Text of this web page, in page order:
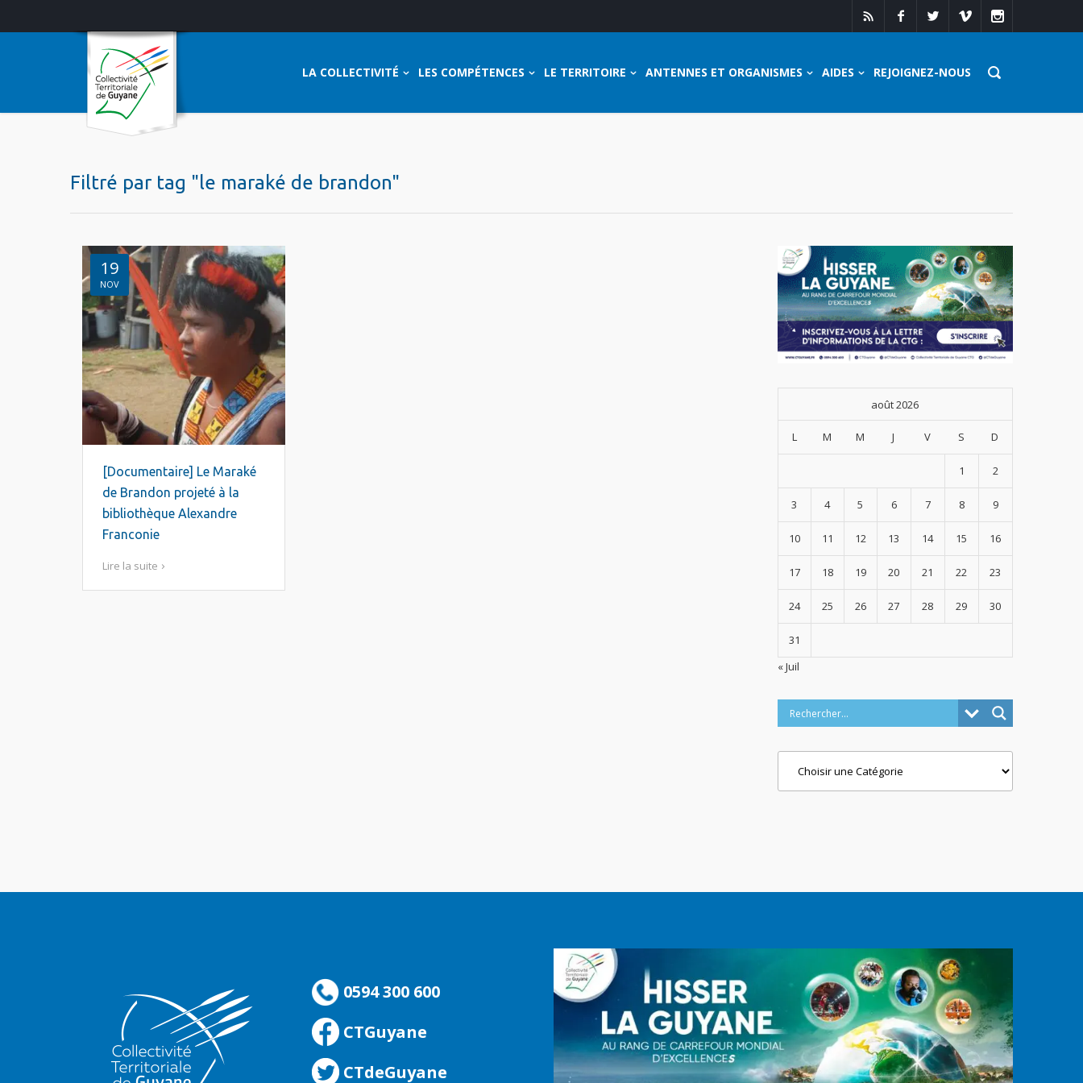
LA COLLECTIVITÉ LES COMPÉTENCES LE TERRITOIRE ANTENNES ET ORGANISMES AIDES REJOIGNEZ-NOUS
Filtré par tag "le maraké de brandon"
19
NOV
[Documentaire] Le Maraké
de Brandon projeté à la
bibliothèque Alexandre
Franconie
Lire la suite
août 2026
L M M J V S D
1 2
3 4 5 6 7 8 9
10 11 12 13 14 15 16
17 18 19 20 21 22 23
24 25 26 27 28 29 30
31
« Juil
0594 300 600
CTGuyane
CTdeGuyane